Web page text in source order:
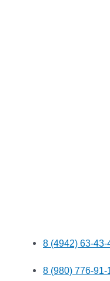
8 (4942) 63-43-
8 (980) 776-91-